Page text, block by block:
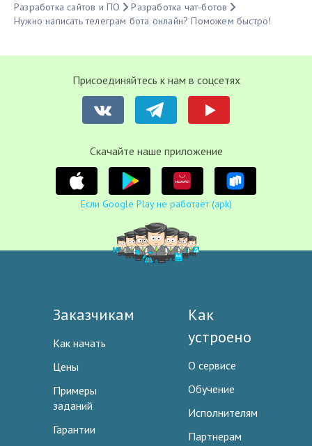
Разработка сайтов и ПО
Разработка чат-ботов
Нужно написать телеграм бота онлайн? Поможем быстро!
Присоединяйтесь к нам в соцсетях
Cкачайте наше приложение
Если Google Play не работает (apk)
Заказчикам
Как начать
Цены
Примеры
заданий
Гарантии
Как
устроено
О сервисе
Обучение
Исполнителям
Партнерам